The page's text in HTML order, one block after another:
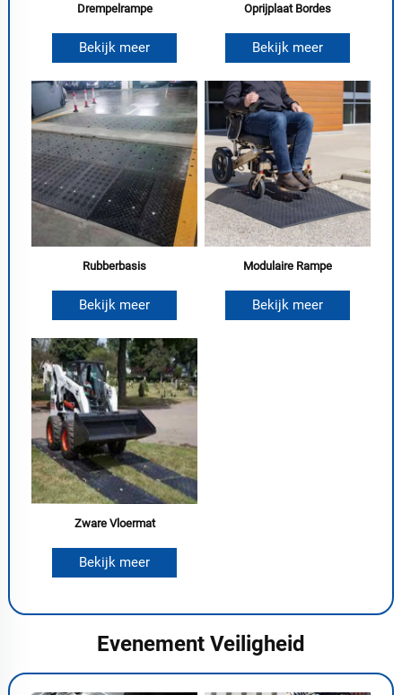
Drempelrampe
Bekijk meer
Oprijplaat Bordes
Bekijk meer
Rubberbasis
Bekijk meer
Modulaire Rampe
Bekijk meer
Zware Vloermat
Bekijk meer
Evenement Veiligheid